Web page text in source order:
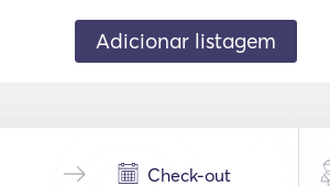
Adicionar listagem